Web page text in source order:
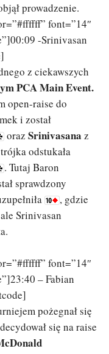
prowadzenie.
font=”14″
-Srinivasan
z ciekawszych
PCA Main Event.
open-raise do
i został
oraz Srinivasana z
trójka odstukała
. Tutaj Baron
sprawdzony
, gdzie
Srinivasan
font=”14″
– Fabian
pożegnał się
się na raise